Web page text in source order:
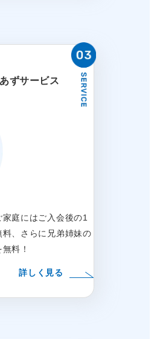
ずサービス
庭にはご入会後の1
、さらに兄弟姉妹の
料！
詳しく見る